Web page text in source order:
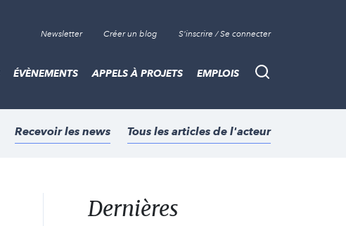
Newsletter Créer un blog S'inscrire / Se connecter
Recherche
ÉVÈNEMENTS APPELS À PROJETS EMPLOIS
Recevoir les news Tous les articles de l'acteur
Dernières